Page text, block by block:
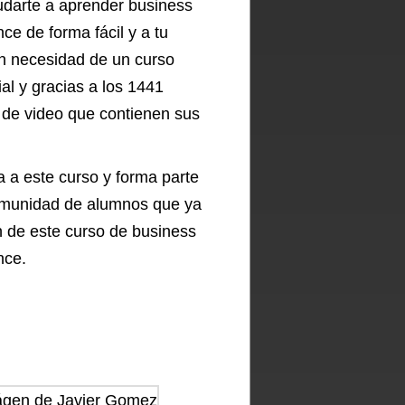
a aprender business
de forma fácil y a tu
necesidad de un curso
y gracias a los 1441
video que contienen sus
a este curso y forma parte
de alumnos que ya
de este curso de business